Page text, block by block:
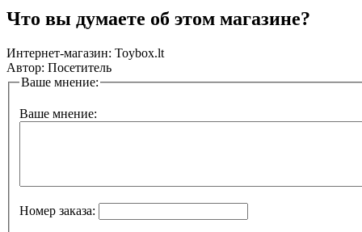
Что вы думаете об этом магазине?
Интернет-магазин: Toybox.lt
Автор: Посетитель
Ваше мнение:
Ваше мнение:
Номер заказа: